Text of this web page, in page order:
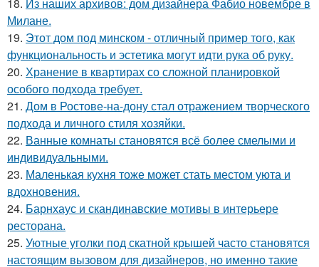
18. Из наших архивов: дом дизайнера Фабио новембре в
Милане.
19. Этот дом под минском - отличный пример того, как
функциональность и эстетика могут идти рука об руку.
20. Хранение в квартирах со сложной планировкой
особого подхода требует.
21. Дом в Ростове-на-дону стал отражением творческого
подхода и личного стиля хозяйки.
22. Ванные комнаты становятся всё более смелыми и
индивидуальными.
23. Маленькая кухня тоже может стать местом уюта и
вдохновения.
24. Барнхаус и скандинавские мотивы в интерьере
ресторана.
25. Уютные уголки под скатной крышей часто становятся
настоящим вызовом для дизайнеров, но именно такие